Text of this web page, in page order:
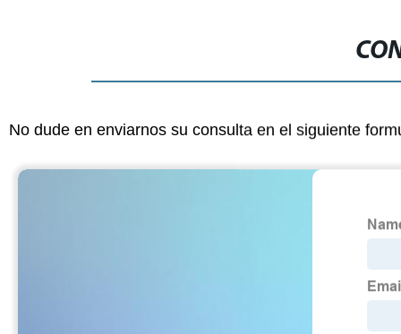
No dude en enviarnos su consulta en el siguiente